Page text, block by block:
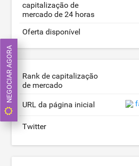
capitalização de
mercado de 24 horas
Oferta disponível
Rank de capitalização
de mercado
URL da página inicial
Twitter
NEGOCIAR AGORA